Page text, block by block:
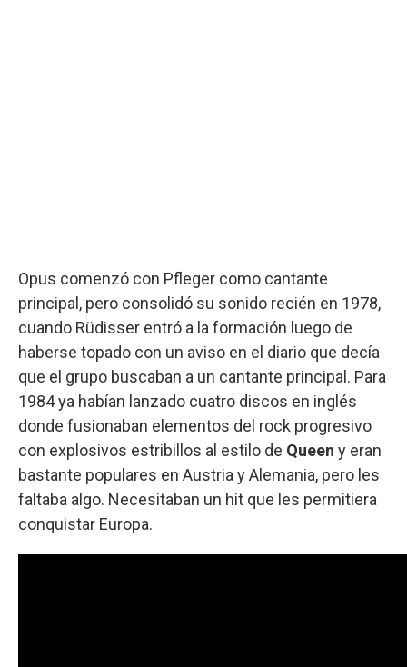
Opus comenzó con Pfleger como cantante
principal, pero consolidó su sonido recién en 1978,
cuando Rüdisser entró a la formación luego de
haberse topado con un aviso en el diario que decía
que el grupo buscaban a un cantante principal. Para
1984 ya habían lanzado cuatro discos en inglés
donde fusionaban elementos del rock progresivo
con explosivos estribillos al estilo de Queen y eran
bastante populares en Austria y Alemania, pero les
faltaba algo. Necesitaban un hit que les permitiera
conquistar Europa.